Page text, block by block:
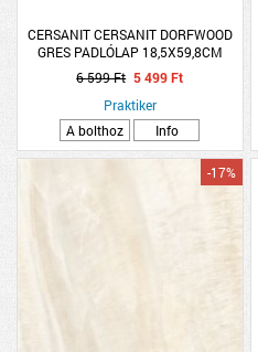
CERSANIT CERSANIT DORFWOOD
GRES PADLÓLAP 18,5X59,8CM
1M2/CSOMAG FAMINTÁS BÉZS PEI3
R10 FAGYÁLLÓ
6 599 Ft 5 499 Ft
Praktiker
A bolthoz
Info
-17%